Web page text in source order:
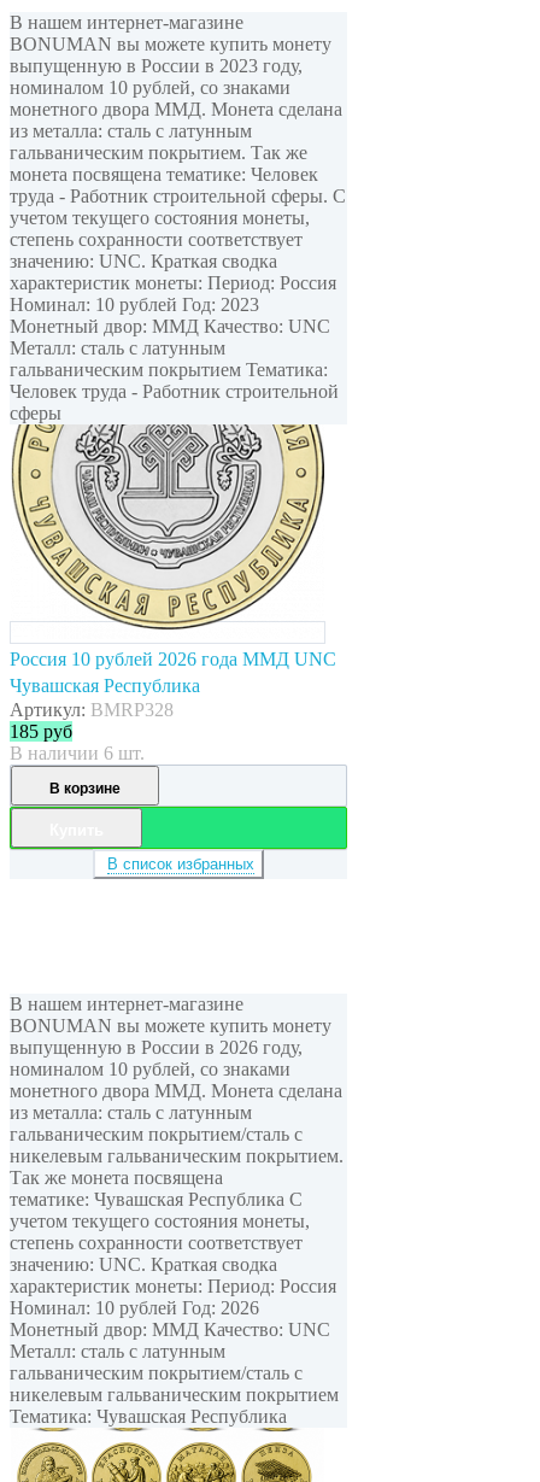
В нашем интернет-магазине
BONUMAN вы можете купить монету
выпущенную в России в 2023 году,
номиналом 10 рублей, cо знаками
монетного двора ММД. Монета сделана
из металла: сталь с латунным
гальваническим покрытием. Так же
монета посвящена тематике: Человек
труда - Работник строительной сферы. С
учетом текущего состояния монеты,
степень сохранности соответствует
значению: UNC. Краткая сводка
характеристик монеты: Период: Россия
Номинал: 10 рублей Год: 2023
Монетный двор: ММД Качество: UNC
Металл: сталь с латунным
гальваническим покрытием Тематика:
Человек труда - Работник строительной
сферы
Россия 10 рублей 2026 года ММД UNC
Чувашская Республика
Артикул: BMRP328
185 руб
В наличии 6 шт.
В корзине
В список избранных
В нашем интернет-магазине
BONUMAN вы можете купить монету
выпущенную в России в 2026 году,
номиналом 10 рублей, cо знаками
монетного двора ММД. Монета сделана
из металла: сталь с латунным
гальваническим покрытием/сталь с
никелевым гальваническим покрытием.
Так же монета посвящена
тематике: Чувашская Республика С
учетом текущего состояния монеты,
степень сохранности соответствует
значению: UNC. Краткая сводка
характеристик монеты: Период: Россия
Номинал: 10 рублей Год: 2026
Монетный двор: ММД Качество: UNC
Металл: сталь с латунным
гальваническим покрытием/сталь с
никелевым гальваническим покрытием
Тематика: Чувашская Республика